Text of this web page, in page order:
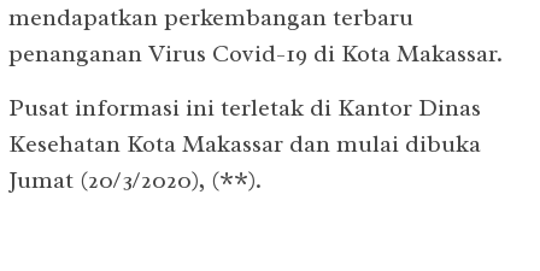
mendapatkan perkembangan terbaru
penanganan Virus Covid-19 di Kota Makassar.
Pusat informasi ini terletak di Kantor Dinas
Kesehatan Kota Makassar dan mulai dibuka
Jumat (20/3/2020), (**).